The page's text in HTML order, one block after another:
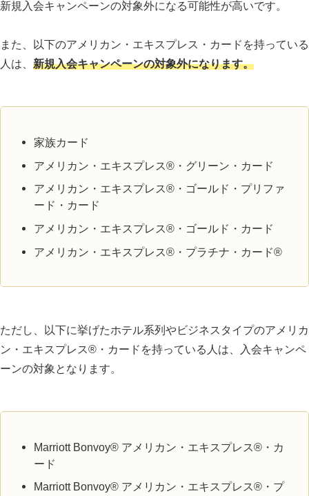
新規入会キャンペーンの対象外になる可能性が高いです。
また、以下のアメリカン・エキスプレス・カードを持っている
人は、 新規入会キャンペーンの対象外になります。
家族カード
アメリカン・エキスプレス®・グリーン・カード
アメリカン・エキスプレス®・ゴールド・プリファ
ード・カード
アメリカン・エキスプレス®・ゴールド・カード
アメリカン・エキスプレス®・プラチナ・カード®
​ただし、以下に挙げたホテル系列やビジネスタイプのアメリカ
ン・エキスプレス®・カードを持っている人は、入会キャンペ
ーンの対象となります。
Marriott Bonvoy® アメリカン・エキスプレス®・カ
ード
Marriott Bonvoy® アメリカン・エキスプレス®・プ